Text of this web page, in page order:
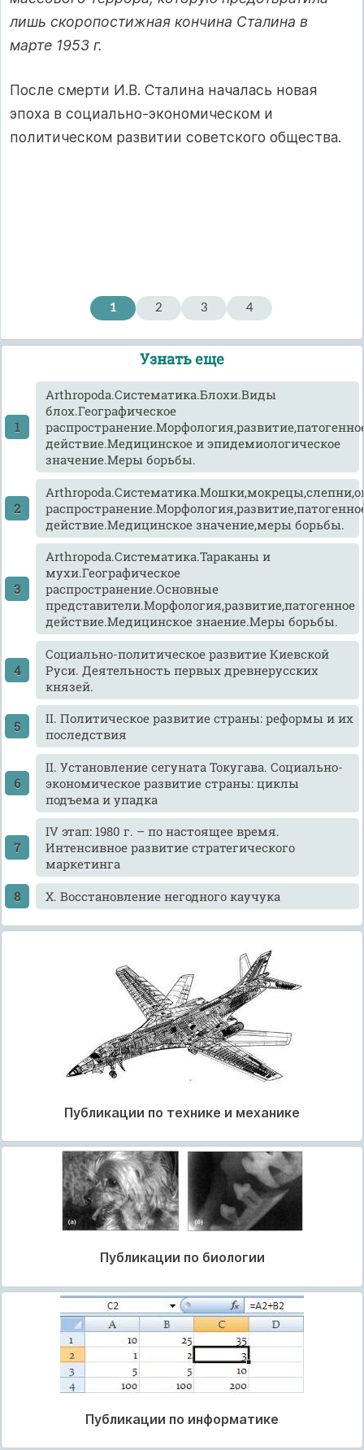
лишь скоропостижная кончина Сталина в
марте 1953 г.
После смерти И.В. Сталина началась новая
эпоха в социально-экономическом и
политическом развитии советского общества.
1 2 3 4
Узнать еще
Arthropoda.Систематика.Блохи.Виды
блох.Географическое
действие.Медицинское и эпидемиологическое
значение.Меры борьбы.
действие.Медицинское значение,меры борьбы.
Arthropoda.Систематика.Тараканы и
мухи.Географическое
распространение.Основные
представители.Морфология,развитие,патогенное
действие.Медицинское знаение.Меры борьбы.
Cоциально-политическое развитие Киевской
Руси. Деятельность первых древнерусских
князей.
II. Политическое развитие страны: реформы и их
последствия
II. Установление сегуната Токугава. Социально-
экономическое развитие страны: циклы
подъема и упадка
IV этап: 1980 г. – по настоящее время.
Интенсивное развитие стратегического
маркетинга
X. Восстановление негодного каучука
Публикации по технике и механике
Публикации по биологии
Публикации по информатике